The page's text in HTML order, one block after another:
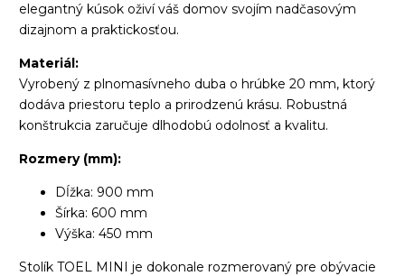
elegantný kúsok oživí váš domov svojím nadčasovým
dizajnom a praktickosťou.
Materiál:
Vyrobený z plnomasívneho duba o hrúbke 20 mm, ktorý
dodáva priestoru teplo a prirodzenú krásu. Robustná
konštrukcia zaručuje dlhodobú odolnosť a kvalitu.
Rozmery (mm):
Dĺžka: 900 mm
Šírka: 600 mm
Výška: 450 mm
Stolík TOEL MINI je dokonale rozmerovaný pre obývacie